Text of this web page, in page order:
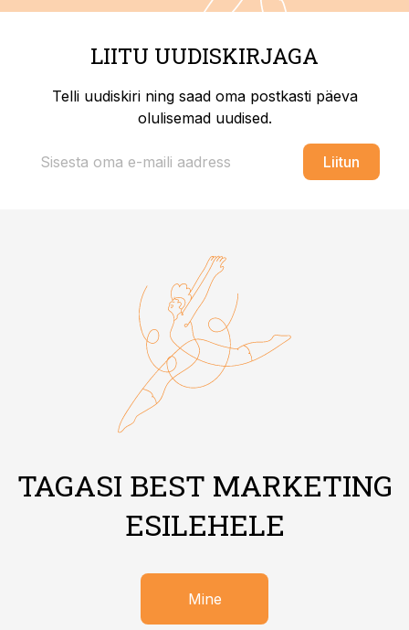
LIITU UUDISKIRJAGA
Telli uudiskiri ning saad oma postkasti päeva
olulisemad uudised.
Liitun
TAGASI BEST MARKETING
ESILEHELE
Mine